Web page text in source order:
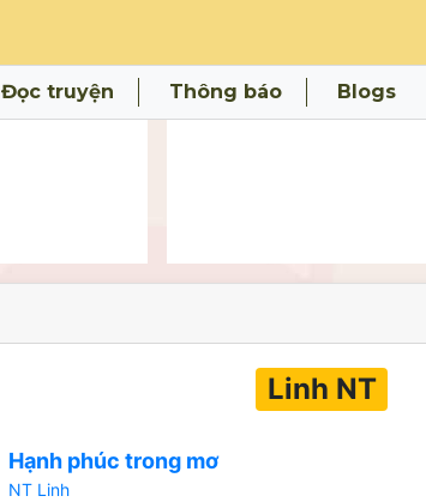
Đọc truyện Thông báo Blogs
Linh NT
Hạnh phúc trong mơ
NT Linh